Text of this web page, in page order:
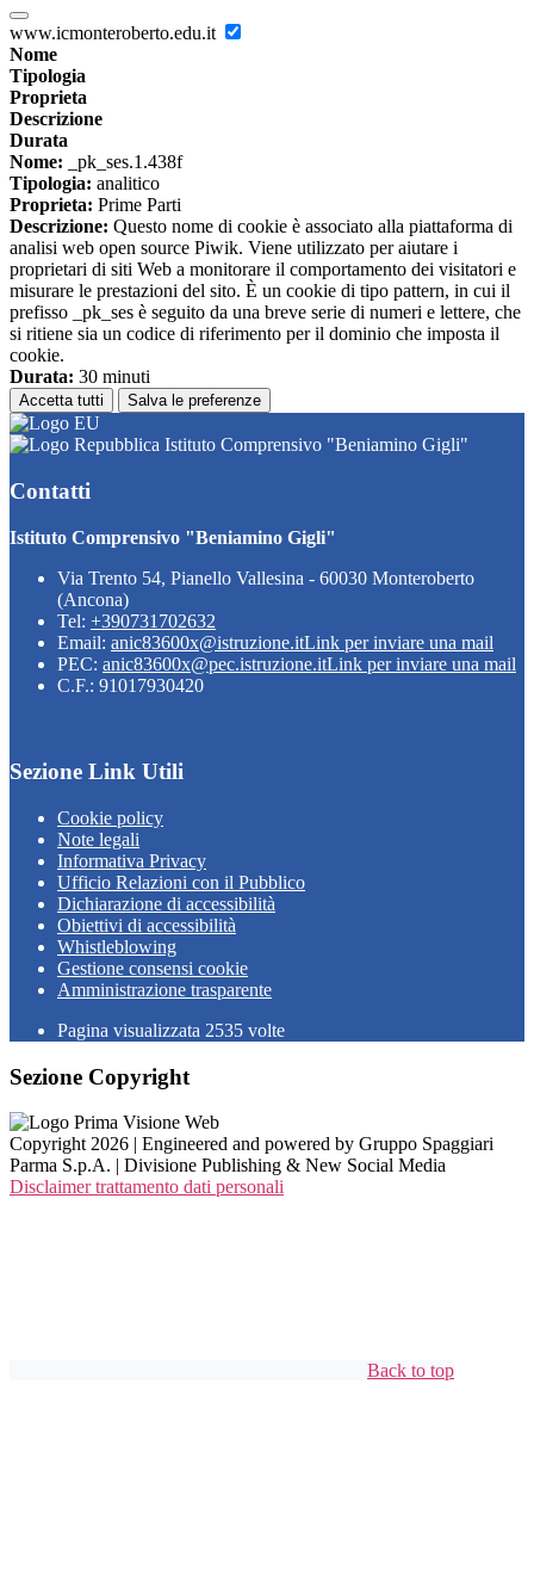
www.icmonteroberto.edu.it
Nome
Tipologia
Proprieta
Descrizione
Durata
Nome: _pk_ses.1.438f
Tipologia: analitico
Proprieta: Prime Parti
Descrizione: Questo nome di cookie è associato alla piattaforma di
analisi web open source Piwik. Viene utilizzato per aiutare i
proprietari di siti Web a monitorare il comportamento dei visitatori e
misurare le prestazioni del sito. È un cookie di tipo pattern, in cui il
prefisso _pk_ses è seguito da una breve serie di numeri e lettere, che
si ritiene sia un codice di riferimento per il dominio che imposta il
cookie.
Durata: 30 minuti
Accetta tutti Salva le preferenze
Istituto Comprensivo "Beniamino Gigli"
Contatti
Istituto Comprensivo "Beniamino Gigli"
Via Trento 54, Pianello Vallesina - 60030 Monteroberto
(Ancona)
Tel: +390731702632
Email: anic83600x@istruzione.itLink per inviare una mail
PEC: anic83600x@pec.istruzione.itLink per inviare una mail
C.F.: 91017930420
Sezione Link Utili
Cookie policy
Note legali
Informativa Privacy
Ufficio Relazioni con il Pubblico
Dichiarazione di accessibilità
Obiettivi di accessibilità
Whistleblowing
Gestione consensi cookie
Amministrazione trasparente
Pagina visualizzata 2535 volte
Sezione Copyright
Copyright 2026 | Engineered and powered by Gruppo Spaggiari
Parma S.p.A. | Divisione Publishing & New Social Media
Disclaimer trattamento dati personali
Back to top